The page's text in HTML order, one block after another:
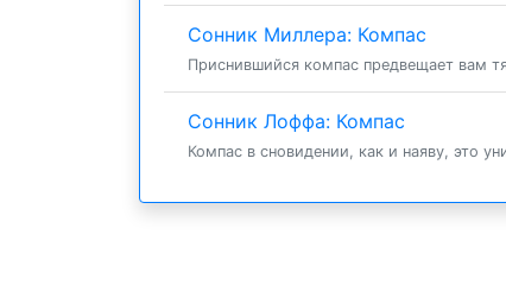
Сонник Миллера: Компас
Приснившийся компас предвещает вам
Сонник Лоффа: Компас
Компас в сновидении, как и наяву, это